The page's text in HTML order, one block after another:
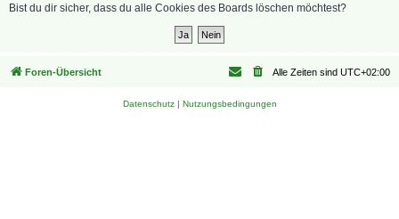
Bist du dir sicher, dass du alle Cookies des Boards löschen möchtest?
Foren-Übersicht Alle Zeiten sind UTC+02:00
Datenschutz| Nutzungsbedingungen